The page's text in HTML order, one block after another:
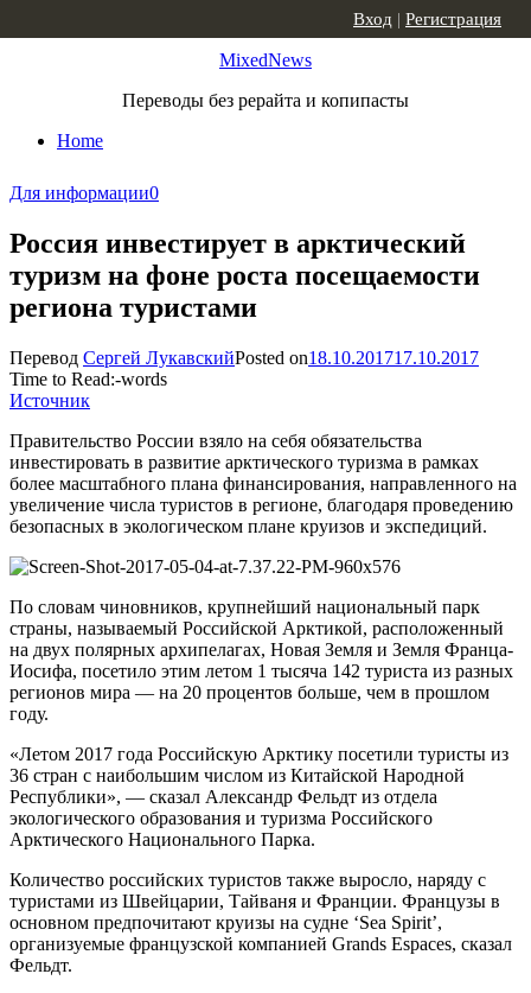
MixedNews
Переводы без рерайта и копипасты
Home
Вход | Регистрация
Для информации0
Россия инвестирует в арктический
туризм на фоне роста посещаемости
региона туристами
Перевод Сергей ЛукавскийPosted on18.10.201717.10.2017
Time to Read:-words
Источник
Правительство России взяло на себя обязательства
инвестировать в развитие арктического туризма в рамках
более масштабного плана финансирования, направленного на
увеличение числа туристов в регионе, благодаря проведению
безопасных в экологическом плане круизов и экспедиций.
По словам чиновников, крупнейший национальный парк
страны, называемый Российской Арктикой, расположенный
на двух полярных архипелагах, Новая Земля и Земля Франца-
Иосифа, посетило этим летом 1 тысяча 142 туриста из разных
регионов мира — на 20 процентов больше, чем в прошлом
году.
«Летом 2017 года Российскую Арктику посетили туристы из
36 стран с наибольшим числом из Китайской Народной
Республики», — сказал Александр Фельдт из отдела
экологического образования и туризма Российского
Арктического Национального Парка.
Количество российских туристов также выросло, наряду с
туристами из Швейцарии, Тайваня и Франции. Французы в
основном предпочитают круизы на судне ‘Sea Spirit’,
организуемые французской компанией Grands Espaces, сказал
Фельдт.